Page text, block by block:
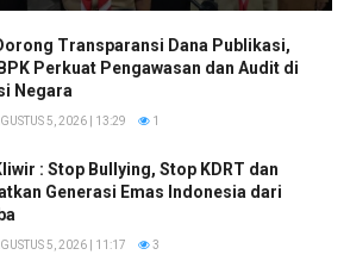
Transparansi Dana Publikasi,
Perkuat Pengawasan dan Audit di
Negara
5, 2026 | 13:29 1
: Stop Bullying, Stop KDRT dan
Generasi Emas Indonesia dari
5, 2026 | 11:17 3